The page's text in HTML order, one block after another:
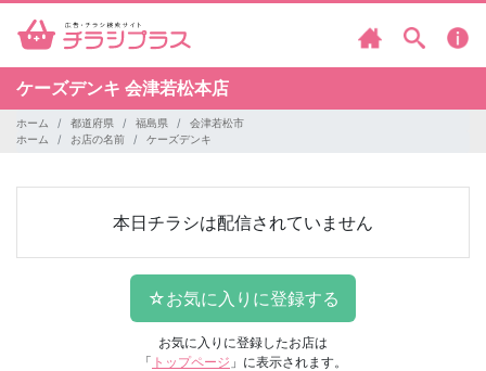
ケーズデンキ 会津若松本店
ホーム 都道府県 福島県
会津若松市
ホーム
お店の名前 ケーズデンキ
本日チラシは配信されていません
お気に入りに登録したお店は
「 トップページ 」に表示されます。